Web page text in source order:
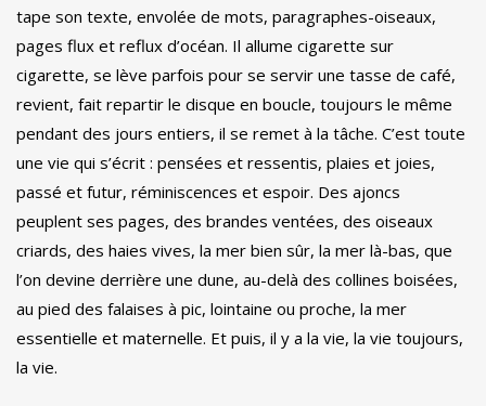
tape son texte, envolée de mots, paragraphes-oiseaux,
pages flux et reflux d’océan. Il allume cigarette sur
cigarette, se lève parfois pour se servir une tasse de café,
revient, fait repartir le disque en boucle, toujours le même
pendant des jours entiers, il se remet à la tâche. C’est toute
une vie qui s’écrit : pensées et ressentis, plaies et joies,
passé et futur, réminiscences et espoir. Des ajoncs
peuplent ses pages, des brandes ventées, des oiseaux
criards, des haies vives, la mer bien sûr, la mer là-bas, que
l’on devine derrière une dune, au-delà des collines boisées,
au pied des falaises à pic, lointaine ou proche, la mer
essentielle et maternelle. Et puis, il y a la vie, la vie toujours,
la vie.